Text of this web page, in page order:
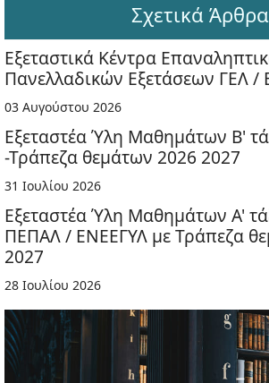
Σχετικά Άρθρα
Εξεταστικά Κέντρα
Πανελλαδικών Εξετάσεων ΓΕΛ /
03 Αυγούστου 2026
Εξεταστέα Ύλη Μαθημάτων Β'
-Τράπεζα θεμάτων 2026 2027
31 Ιουλίου 2026
Εξεταστέα Ύλη Μαθημάτων Α'
ΠΕΠΑΛ / ΕΝΕΕΓΥΛ με Τράπεζα
2027
28 Ιουλίου 2026